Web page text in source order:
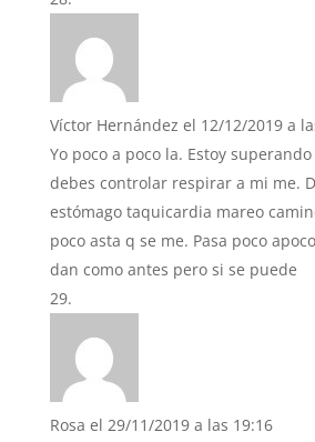
Víctor Hernández el 12/12/2019 a
Yo poco a poco la. Estoy
debes controlar respirar a mi me.
estómago taquicardia mareo
poco asta q se me. Pasa poco
dan como antes pero si se puede
Rosa el 29/11/2019 a las 19:16